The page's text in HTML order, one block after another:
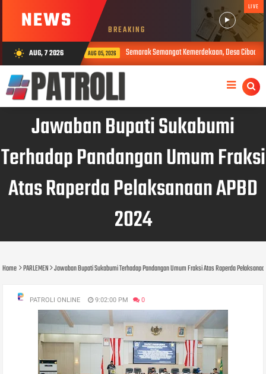
NEWS BREAKING
LIVE
wb_sunny AUG, 7 2026
05, 2026 Semarak Semangat Kemerdekaan, Desa Cibodas Gelar 11 Rangkaian Acara
Jawaban Bupati Sukabumi
Terhadap Pandangan Umum Fraksi
Atas Raperda Pelaksanaan APBD
2024
Home PARLEMEN Jawaban Bupati Sukabumi Terhadap Pandangan Umum Fraksi Atas Raperda
PATROLI ONLINE 9:02:00 PM 0